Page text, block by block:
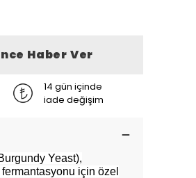
Haber Ver
14 gün içinde
iade değişim
Yeast),
fermantasyonu için özel